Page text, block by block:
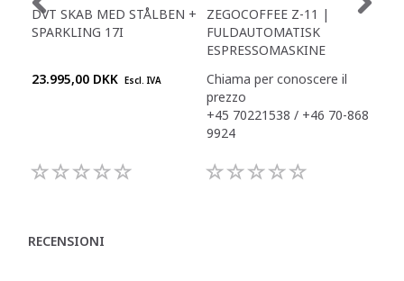
DVT SKAB MED STÅLBEN +
SPARKLING 17I
23.995,00 DKK Escl. IVA
ZEGOCOFFEE Z-11 |
FULDAUTOMATISK
ESPRESSOMASKINE
Chiama per conoscere il
prezzo
+45 70221538 / +46 70-868
9924
RECENSIONI